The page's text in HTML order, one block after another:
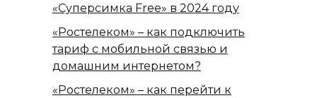
«Суперсимка Free» в 2024 году
«Ростелеком» – как подключить
тариф с мобильной связью и
домашним интернетом?
«Ростелеком» – как перейти к